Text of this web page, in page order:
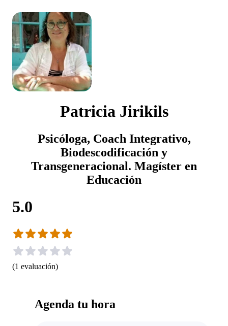
Patricia Jirikils
Psicóloga, Coach Integrativo,
Biodescodificación y
Transgeneracional. Magíster en
Educación
5.0
(1 evaluación)
Agenda tu hora